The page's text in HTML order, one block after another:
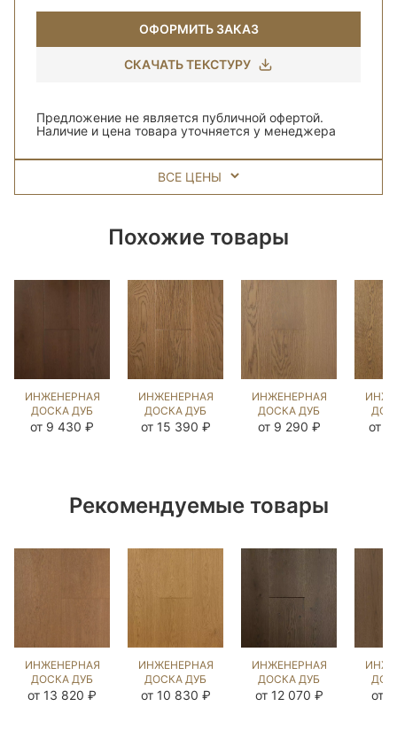
ОФОРМИТЬ ЗАКАЗ
СКАЧАТЬ ТЕКСТУРУ
Предложение не является публичной офертой.
Наличие и цена товара уточняется у менеджера
ВСЕ ЦЕНЫ
Похожие товары
ИНЖЕНЕРНАЯ
ДОСКА ДУБ
ЧЁРНЫЙ
от 9 430 ₽
ИНЖЕНЕРНАЯ
ДОСКА ДУБ
БЕРТ
от 15 390 ₽
ИНЖЕНЕРНАЯ
ДОСКА ДУБ
ФЛЭТ УАЙТ
от 9 290 ₽ от
Рекомендуемые товары
ИНЖЕНЕРНАЯ
ДОСКА ДУБ
ЗАКАТ
от 13 820 ₽
ИНЖЕНЕРНАЯ
ДОСКА ДУБ
СЕНТ
от 10 830 ₽
ИНЖЕНЕРНАЯ
ДОСКА ДУБ
MISSISSIPPI
от 12 070 ₽ от